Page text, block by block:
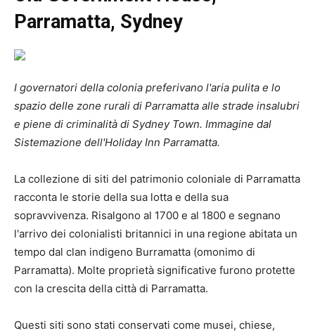
Parramatta, Sydney
I governatori della colonia preferivano l'aria pulita e lo
spazio delle zone rurali di Parramatta alle strade insalubri
e piene di criminalità di Sydney Town. Immagine dal
Sistemazione dell'Holiday Inn Parramatta.
La collezione di siti del patrimonio coloniale di Parramatta
racconta le storie della sua lotta e della sua
sopravvivenza. Risalgono al 1700 e al 1800 e segnano
l'arrivo dei colonialisti britannici in una regione abitata un
tempo dal clan indigeno Burramatta (omonimo di
Parramatta). Molte proprietà significative furono protette
con la crescita della città di Parramatta.
Questi siti sono stati conservati come musei, chiese,